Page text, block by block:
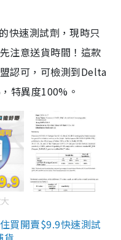
快速測試劑，現時只
注意送貨時間！這款
認可，可檢測到Delta
特異度100%。
買開賣$9.9快速測試